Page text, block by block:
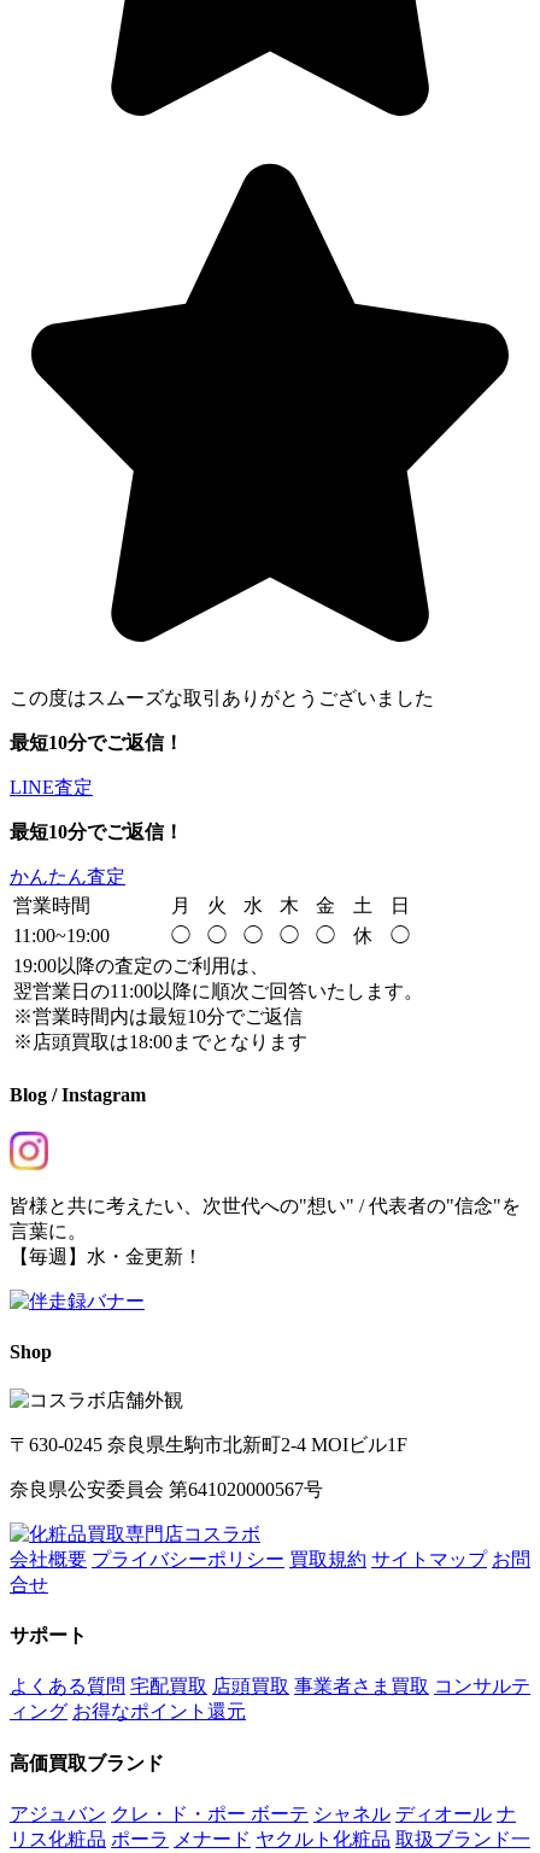
この度はスムーズな取引ありがとうございました
最短10分でご返信！
LINE査定
最短10分でご返信！
かんたん査定
営業時間
月 火 水 木 金 土
日
11:00~19:00
◯ ◯ ◯ ◯ ◯ 休
◯
19:00以降の査定のご利用は、
翌営業日の11:00以降に順次ご回答いたします。
※営業時間内は最短10分でご返信
※店頭買取は18:00までとなります
Blog / Instagram
皆様と共に考えたい、次世代への"想い" / 代表者の"信念"を
言葉に。
【毎週】水・金更新！
Shop
〒630-0245 奈良県生駒市北新町2-4 MOIビル1F
奈良県公安委員会 第641020000567号
会社概要 プライバシーポリシー 買取規約 サイトマップ お問
合せ
サポート
よくある質問 宅配買取 店頭買取 事業者さま買取 コンサルテ
ィング お得なポイント還元
高価買取ブランド
アジュバン クレ・ド・ポー ボーテ シャネル ディオール ナ
リス化粧品 ポーラ メナード ヤクルト化粧品 取扱ブランド一